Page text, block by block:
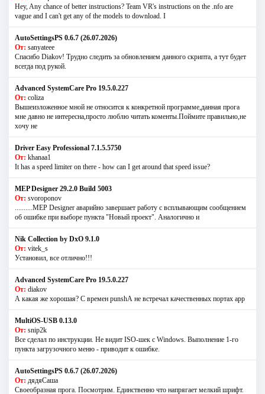
Hey, Any chance of better instructions? Team VR's instructions on the .nfo are
vague and I can't get any of the models to download. I
AutoSettingsPS 0.6.7 (26.07.2026)
От: sanyateee
Спасибо Diakov! Трудно следить за обновлением данного скрипта, а тут будет
всегда под рукой.
Advanced SystemCare Pro 19.5.0.227
От: coliza
Вышеизложенное мной не относится к конкретной программе,данная прога
мне давно не интересна,просто люблю читать коменты.Поймите правильно,не
хочу не
Driver Easy Professional 7.1.5.5750
От: khanaa1
It has a speed limiter on there - how can I get around that speed issue?
MEP Designer 29.2.0 Build 5003
От: svoroponov
..........MEP Designer аварийно завершает работу с всплывающим сообщением
об ошибке при выборе пункта "Новый проект". Аналогично и
Nik Collection by DxO 9.1.0
От: vitek_s
Установил, все отлично!!!
Advanced SystemCare Pro 19.5.0.227
От: diakov
А какая же хорошая? С времен punshА не встречал качественных портах app
MultiOS-USB 0.13.0
От: snip2k
Все сделал по инструкции. Не видит ISO-шек с Windows. Выполнение 1-го
пункта загрузочного меню - приводит к ошибке.
AutoSettingsPS 0.6.7 (26.07.2026)
От: дядяСаша
Своеобразная прога. Посмотрим. Единственно что напрягает мелкий шрифт.